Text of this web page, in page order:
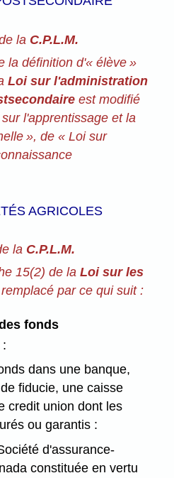
la C.P.L.M.
la définition d'« élève »
Loi sur l'administration
est modifié
l'apprentissage et la
», de « Loi sur
AGRICOLES
la C.P.L.M.
15(2) de la Loi sur les
par ce qui suit :
fonds
dans une banque,
fiducie, une caisse
credit union dont les
ou garantis :
d'assurance-
constituée en vertu